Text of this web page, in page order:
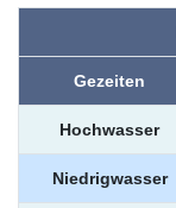
Gezeiten
Hochwasser
Niedrigwasser